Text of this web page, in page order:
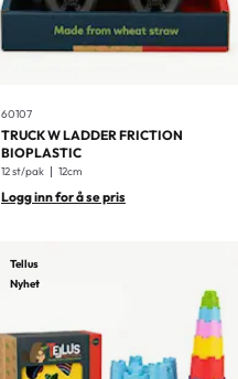
60107
TRUCK W LADDER FRICTION
BIOPLASTIC
12 st/pak 12cm
Logg inn for å se pris
Tellus
Nyhet